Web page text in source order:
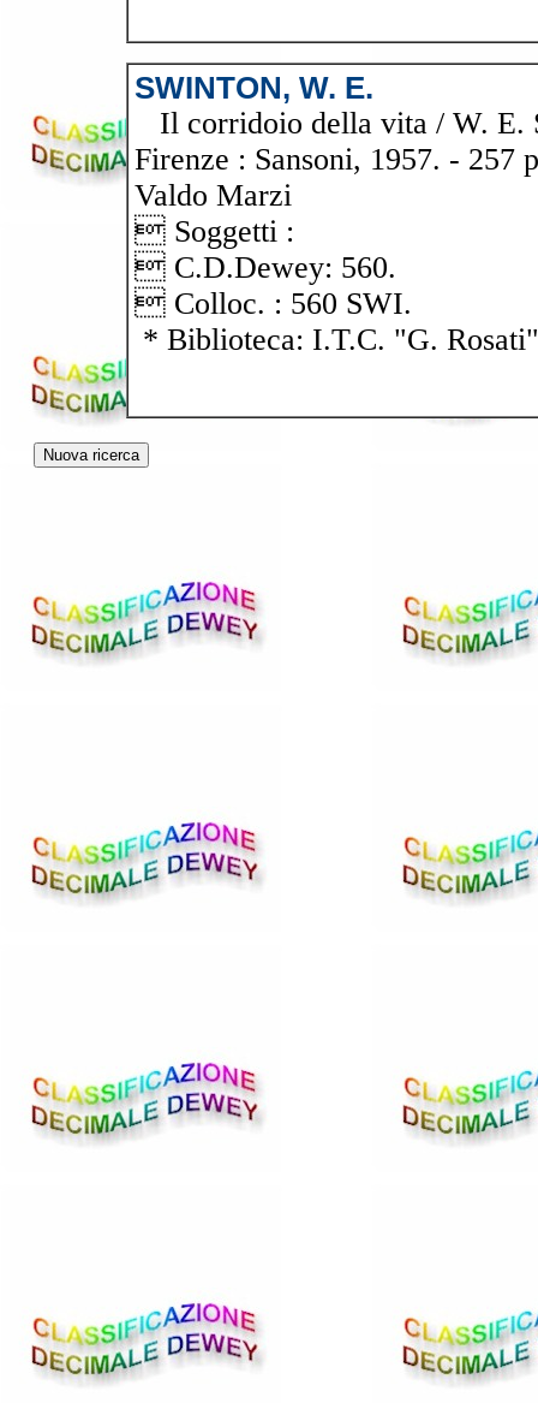
SWINTON, W. E.
Il corridoio della vita / W. E.
Firenze : Sansoni, 1957. -
Valdo Marzi
 Soggetti :
 C.D.Dewey: 560.
 Colloc. : 560 SWI.
* Biblioteca: I.T.C. "G. Rosati"